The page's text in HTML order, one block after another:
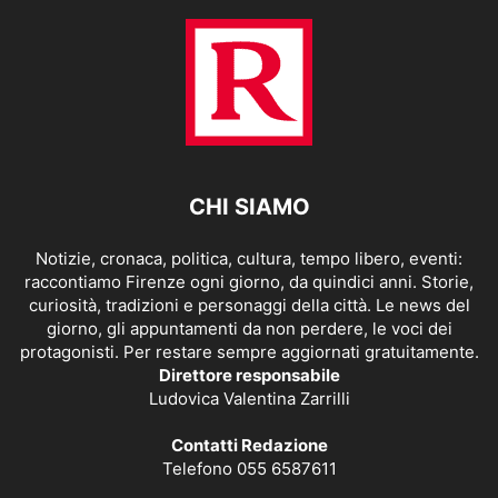
CHI SIAMO
Notizie, cronaca, politica, cultura, tempo libero, eventi:
raccontiamo Firenze ogni giorno, da quindici anni. Storie,
curiosità, tradizioni e personaggi della città. Le news del
giorno, gli appuntamenti da non perdere, le voci dei
protagonisti. Per restare sempre aggiornati gratuitamente.
Direttore responsabile
Ludovica Valentina Zarrilli
Contatti Redazione
Telefono 055 6587611